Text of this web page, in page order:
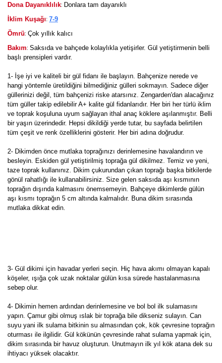
Dona Dayanıklılık: Donlara tam dayanıklı
İklim Kuşağı: 7-9
Ömrü: Çok yıllık kalıcı
Bakım: Saksıda ve bahçede kolaylıkla yetişirler. Gül yetiştirmenin belli
başlı prensipleri vardır.
1- İşe iyi ve kaliteli bir gül fidanı ile başlayın. Bahçenize nerede ve
hangi yöntemle üretildiğini bilmediğiniz gülleri sokmayın. Sadece diğer
güllerinizi değil, tüm bahçenizi riske atarsınız. Zengarden'dan alacağınız
tüm güller takip edilebilir A+ kalite gül fidanlarıdır. Her biri her türlü iklim
ve toprak koşuluna uyum sağlayan ithal anaç köklere aşılanmıştır. Belli
bir yaşın üzerindedir. Hepsi dikildiği yerde tutar, bu sayfada belirtilen
tüm çeşit ve renk özelliklerini gösterir. Her biri adına doğrudur.
2- Dikimden önce mutlaka toprağınızı derinlemesine havalandırın ve
besleyin. Eskiden gül yetiştirilmiş toprağa gül dikilmez. Temiz ve yeni,
taze toprak kullanınız. Dikim çukurundan çıkan toprağı başka bitkilerde
gönül rahatlığı ile kullanabilirsiniz. Size gelen saksıda aşı kısmının
toprağın dışında kalmasını önemsemeyin. Bahçeye dikimlerde gülün
aşı kısmı toprağın 5 cm altında kalmalıdır. Buna dikim sırasında
mutlaka dikkat edin.
3- Gül dikimi için havadar yerleri seçin. Hiç hava akımı olmayan kapalı
köşeler, ışığa çok uzak noktalar gülün kısa sürede hastalanmasına
sebep olur.
4- Dikimin hemen ardından derinlemesine ve bol bol ilk sulamasını
yapın. Çamur gibi olmuş ıslak bir toprağa bile dikseniz sulayın. Can
suyu yani ilk sulama bitkinin su almasından çok, kök çevresine toprağın
oturması ile ilgilidir. Gül kökünün çevresinde rahat sulama yapmak için,
dikim sırasında bir havuz oluşturun. Unutmayın ilk yıl kök atana dek su
ihtiyacı yüksek olacaktır.